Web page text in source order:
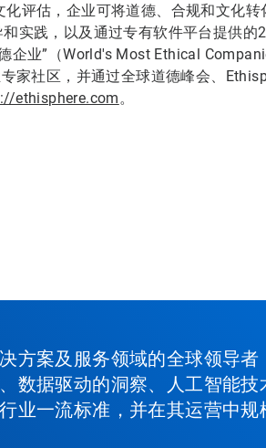
评估，企业可将道德、合规和文化
实践，以及通过专有软件平台提供
企业”（World's Most Ethical
家社区，并通过全球道德峰会、
ethisphere.com 。
方案及服务领域的全球领导
数据驱动的洞察、人工智能
业一流标准，并在其运营中